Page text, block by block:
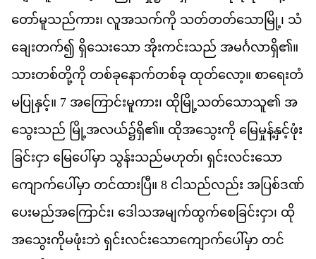
တမသညကား၊ လအသကက သတတတသ မ ြို့၊ သ
ခတက်၍ ရသသ အကငသည အမငလရှိ၏။
သတစတက တစခနကတစခ ထတလော့။ စရတ
မ ပနင့်။ 7 အကငမကား၊ ထ မ သတသသူ၏ အ
သသည မ အလယ်၌​ရှိ၏။ ထအသက မမနနငဖ
ခငင မပ မ သနသညမဟတ်၊ ရငလငသ
ကကပ မ တငထ ပြီ။ 8 င သညလည အ ပစဒဏ
ပမညအကင်း၊ ဒ သအမကထကစ ခငငှာ၊ ထ
အသကမဖဘ ရငလငသကကပ မ တင